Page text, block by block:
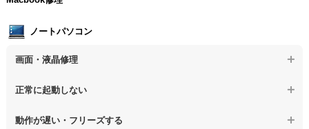
【デスクトップPC】ウィルス感染のその他の問題
【デスクトップPC】電源故障
【デスクトップPC】液晶ディスプレイ交換
【デスクトップPC】マザーボード交換
【デスクトップPC】OS再インストール
ノートパソコン
画面・液晶修理
【ノートパソコン】画面の割れ・破損
正常に起動しない
【ノートパソコン】電源を押しても反応がない
動作が遅い・フリーズする